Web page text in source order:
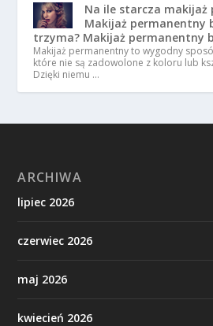
Na ile starcza makijaż
Makijaż permanentny
trzyma? Makijaż permanentny
Makijaż permanentny to wygodny
które nie są zadowolone z koloru lub
Dzięki niemu …
ARCHIWA
lipiec 2026
czerwiec 2026
maj 2026
kwiecień 2026